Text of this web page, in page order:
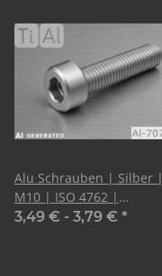
Alu Schrauben | Silber |
M10 | ISO 4762 |
Zylinderkopf
3,49 € - 3,79 € *